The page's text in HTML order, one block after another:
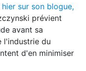
sur son blogue,
prévient
avant sa
l'industrie du
d'en minimiser